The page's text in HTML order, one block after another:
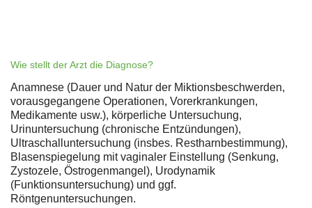
Wie stellt der Arzt die Diagnose?
Anamnese (Dauer und Natur der Miktionsbeschwerden,
vorausgegangene Operationen, Vorerkrankungen,
Medikamente usw.), körperliche Untersuchung,
Urinuntersuchung (chronische Entzündungen),
Ultraschalluntersuchung (insbes. Restharnbestimmung),
Blasenspiegelung mit vaginaler Einstellung (Senkung,
Zystozele, Östrogenmangel), Urodynamik
(Funktionsuntersuchung) und ggf.
Röntgenuntersuchungen.